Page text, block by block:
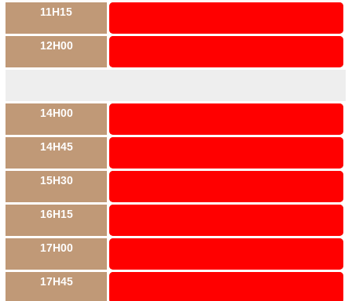
11H15
12H00
14H00
14H45
15H30
16H15
17H00
17H45